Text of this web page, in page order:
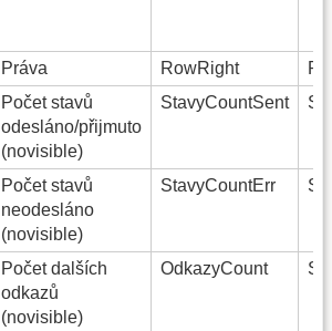
Práva RowRight
Počet stavů
odesláno/přijmuto
(novisible)
StavyCountSent
Počet stavů
neodesláno
(novisible)
StavyCountErr
Počet dalších
odkazů
(novisible)
OdkazyCount